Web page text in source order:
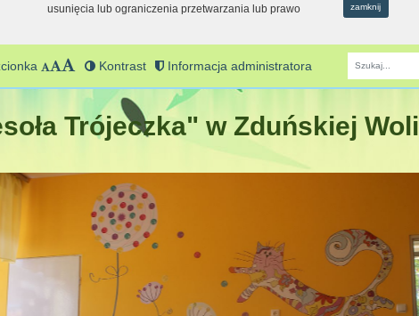
usunięcia lub ograniczenia przetwarzania lub prawo
zamknij
Kontrast Informacja administratora
Fraza
Trójeczka" w Zduńskiej Woli